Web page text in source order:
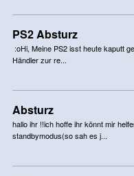
PS2 Absturz
:oHi, Meine PS2 isst heute kaputt
Händler zur re...
Absturz
hallo ihr !!ich hoffe ihr könnt mir
standbymodus(so sah es j...